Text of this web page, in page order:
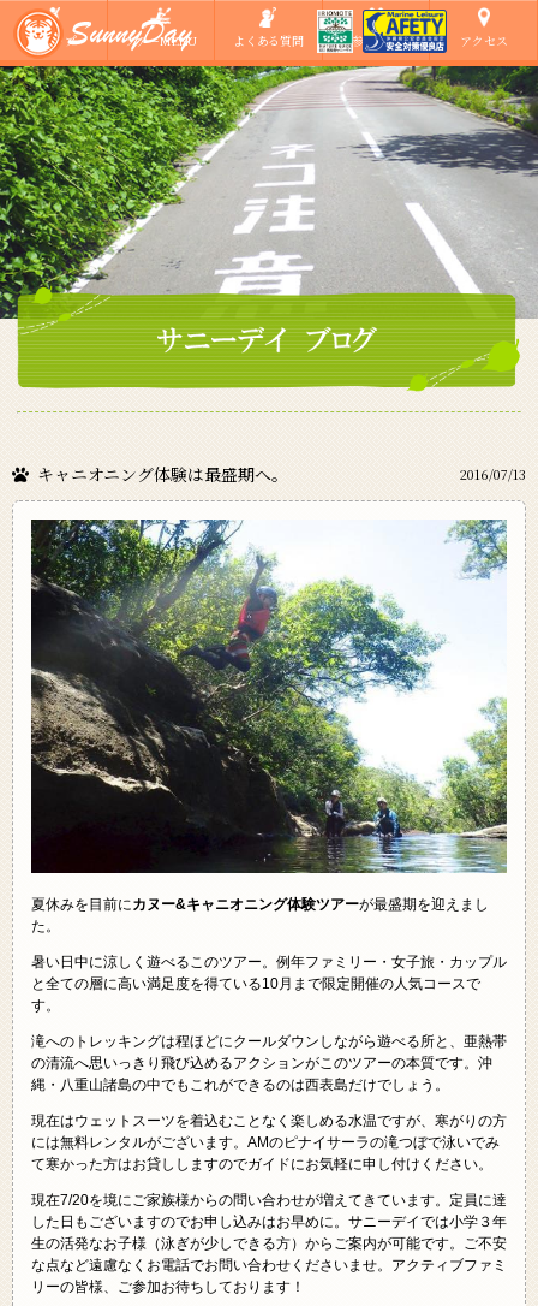
ショップ ツアーMENU よくある質問 ご参加の方へ アクセス
キャニオニング体験は最盛期へ。 2016/07/13
夏休みを目前にカヌー&キャニオニング体験ツアーが最盛期を迎えまし
た。
暑い日中に涼しく遊べるこのツアー。例年ファミリー・女子旅・カップル
と全ての層に高い満足度を得ている10月まで限定開催の人気コースで
す。
滝へのトレッキングは程ほどにクールダウンしながら遊べる所と、亜熱帯
の清流へ思いっきり飛び込めるアクションがこのツアーの本質です。沖
縄・八重山諸島の中でもこれができるのは西表島だけでしょう。
現在はウェットスーツを着込むことなく楽しめる水温ですが、寒がりの方
には無料レンタルがございます。AMのピナイサーラの滝つぼで泳いでみ
て寒かった方はお貸ししますのでガイドにお気軽に申し付けください。
現在7/20を境にご家族様からの問い合わせが増えてきています。定員に達
した日もございますのでお申し込みはお早めに。サニーデイでは小学３年
生の活発なお子様（泳ぎが少しできる方）からご案内が可能です。ご不安
な点など遠慮なくお電話でお問い合わせくださいませ。アクティブファミ
リーの皆様、ご参加お待ちしております！